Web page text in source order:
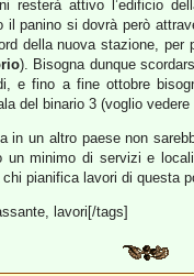
resterà attivo l’edificio
il panino si dovrà però
della nuova stazione,
). Bisogna dunque
e fino a fine ottobre
del binario 3 (voglio
in un altro paese non
un minimo di servizi e
pianifica lavori di questa
lavori[/tags]